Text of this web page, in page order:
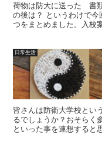
荷物は防大に送った 書
の後は？ というわけで
つをまとめました。入校
日常生活
皆さんは防衛大学校とい
るでしょうか？おそらく
といった事を連想すると